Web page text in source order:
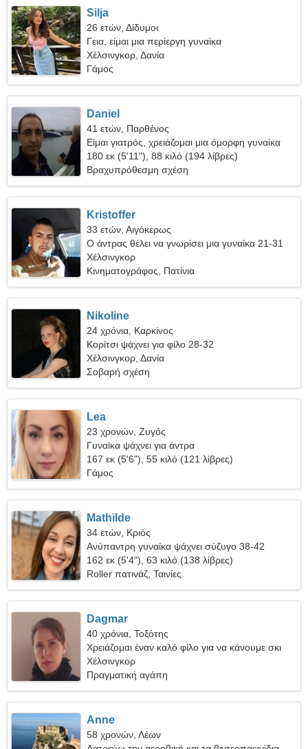
Silja
26 ετών, Δίδυμοι
Γεια, είμαι μια περίεργη γυναίκα
Χέλσινγκορ, Δανία
Γάμος
Daniel
41 ετών, Παρθένος
Είμαι γιατρός, χρειάζομαι μια όμορφη γυναίκα
180 εκ (5'11"), 88 κιλό (194 λίβρες)
Βραχυπρόθεσμη σχέση
Kristoffer
33 ετών, Αιγόκερως
Ο άντρας θέλει να γνωρίσει μια γυναίκα 21-31
Χέλσινγκορ
Κινηματογράφος, Πατίνια
Nikoline
24 χρόνια, Καρκίνος
Κορίτσι ψάχνει για φίλο 28-32
Χέλσινγκορ, Δανία
Σοβαρή σχέση
Lea
23 χρονών, Ζυγός
Γυναίκα ψάχνει για άντρα
167 εκ (5'6"), 55 κιλό (121 λίβρες)
Γάμος
Mathilde
34 ετών, Κριός
Ανύπαντρη γυναίκα ψάχνει σύζυγο 38-42
162 εκ (5'4"), 63 κιλό (138 λίβρες)
Roller πατινάζ, Ταινίες
Dagmar
40 χρόνια, Τοξότης
Χρειάζομαι έναν καλό φίλο για να κάνουμε σκι
μαζί
Χέλσινγκορ
Πραγματική αγάπη
Anne
58 χρονών, Λέων